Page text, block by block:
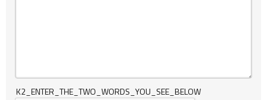
K2_ENTER_THE_TWO_WORDS_YOU_SEE_BELOW